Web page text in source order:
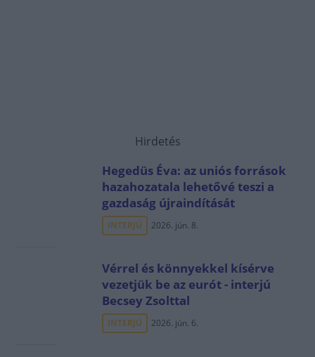
Hirdetés
Hegedüs Éva: az uniós források
hazahozatala lehetővé teszi a
gazdaság újraindítását
INTERJÚ 2026. jún. 8.
Vérrel és könnyekkel kísérve
vezetjük be az eurót - interjú
Becsey Zsolttal
INTERJÚ 2026. jún. 6.